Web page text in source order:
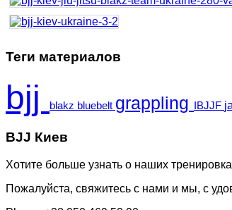
Теги материалов
bjj blakz bluebelt grappling IBJJF
BJJ Киев
Хотите больше узнать о наших
Пожалуйста, свяжитесь с нами и мы, с